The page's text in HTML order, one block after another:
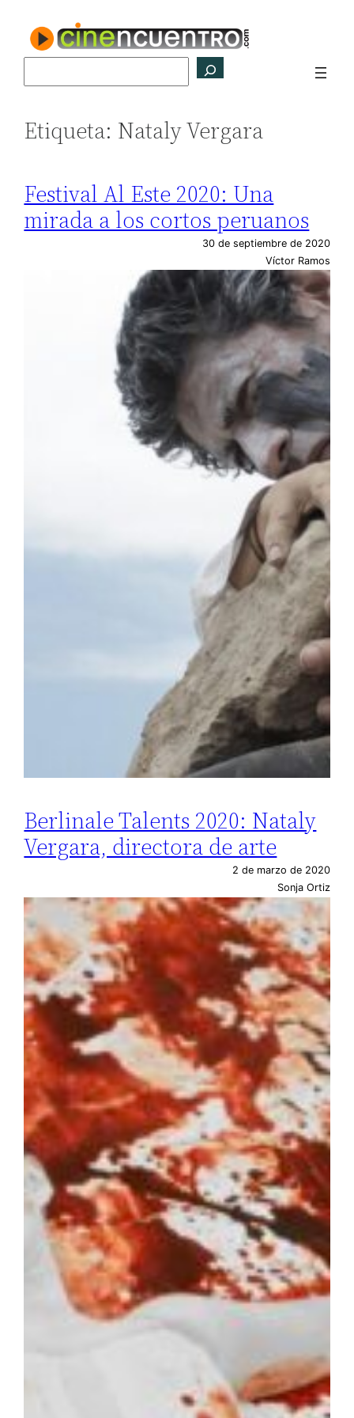
contenido
Etiqueta: Nataly Vergara
Festival Al Este 2020: Una
mirada a los cortos peruanos
30 de septiembre de 2020
Víctor Ramos
Berlinale Talents 2020: Nataly
Vergara, directora de arte
2 de marzo de 2020
Sonja Ortiz